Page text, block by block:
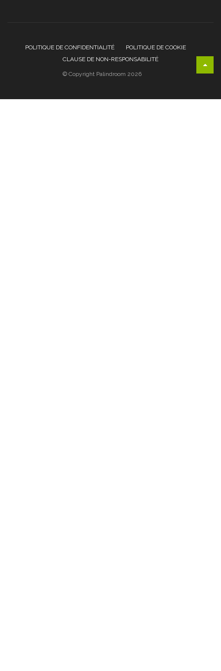
POLITIQUE DE CONFIDENTIALITÉ
POLITIQUE DE COOKIE
CLAUSE DE NON-RESPONSABILITÉ
© Copyright Palindroom 2026